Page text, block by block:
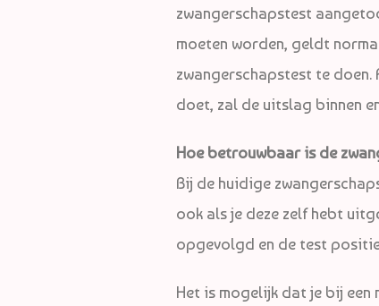
zwangerschapstest
moeten worden, geldt
zwangerschapstest te
doet, zal de uitslag binnen
Hoe betrouwbaar is de
Bij de huidige
ook als je deze zelf hebt
opgevolgd en de test
Het is mogelijk dat je bij